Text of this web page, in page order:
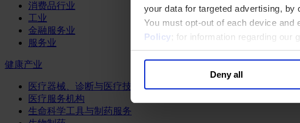
your data for targeted advertising, by
You must opt-out of each device and
Policy; for information regarding our
Deny all
消费品行业
工业
金融服务业
服务业
健康产业
医疗器械、诊断与医疗技术
医疗服务机构
生命科学工具与制药服务